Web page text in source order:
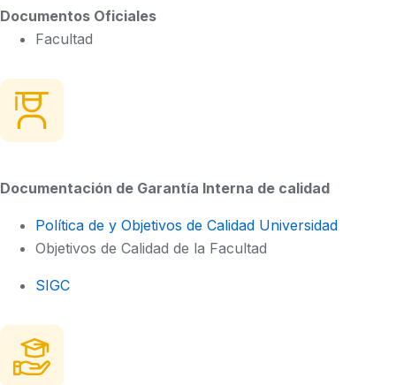
Documentos Oficiales
Facultad
Documentación de Garantía Interna de calidad
Política de y Objetivos de Calidad Universidad
Objetivos de Calidad de la Facultad
SIGC